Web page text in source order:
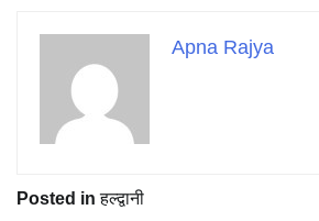
Apna Rajya
Posted inहल्द्वानी